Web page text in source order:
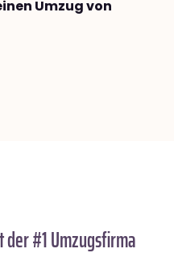
Umzug von
der #1 Umzugsfirma